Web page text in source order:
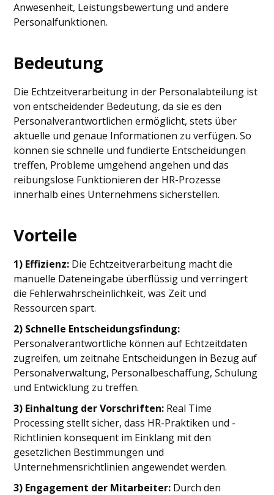
Anwesenheit, Leistungsbewertung und andere
Personalfunktionen.
Bedeutung
Die Echtzeitverarbeitung in der Personalabteilung ist
von entscheidender Bedeutung, da sie es den
Personalverantwortlichen ermöglicht, stets über
aktuelle und genaue Informationen zu verfügen. So
können sie schnelle und fundierte Entscheidungen
treffen, Probleme umgehend angehen und das
reibungslose Funktionieren der HR-Prozesse
innerhalb eines Unternehmens sicherstellen.
Vorteile
1) Effizienz: Die Echtzeitverarbeitung macht die
manuelle Dateneingabe überflüssig und verringert
die Fehlerwahrscheinlichkeit, was Zeit und
Ressourcen spart.
2) Schnelle Entscheidungsfindung:
Personalverantwortliche können auf Echtzeitdaten
zugreifen, um zeitnahe Entscheidungen in Bezug auf
Personalverwaltung, Personalbeschaffung, Schulung
und Entwicklung zu treffen.
3) Einhaltung der Vorschriften: Real Time
Processing stellt sicher, dass HR-Praktiken und -
Richtlinien konsequent im Einklang mit den
gesetzlichen Bestimmungen und
Unternehmensrichtlinien angewendet werden.
3) Engagement der Mitarbeiter: Durch den